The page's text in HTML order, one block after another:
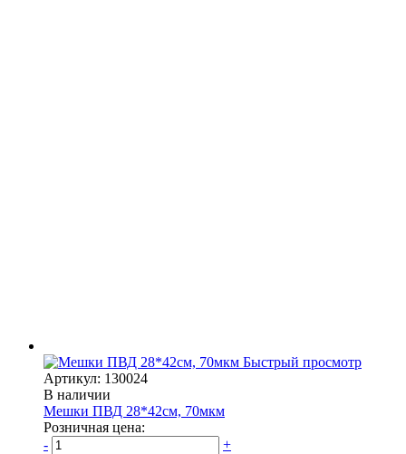
Быстрый просмотр
Артикул: 130024
В наличии
Мешки ПВД 28*42см, 70мкм
Розничная цена:
-
+